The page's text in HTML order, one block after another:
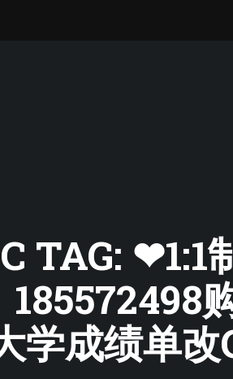
TAG: ❤1:1
185572498
学成绩单改